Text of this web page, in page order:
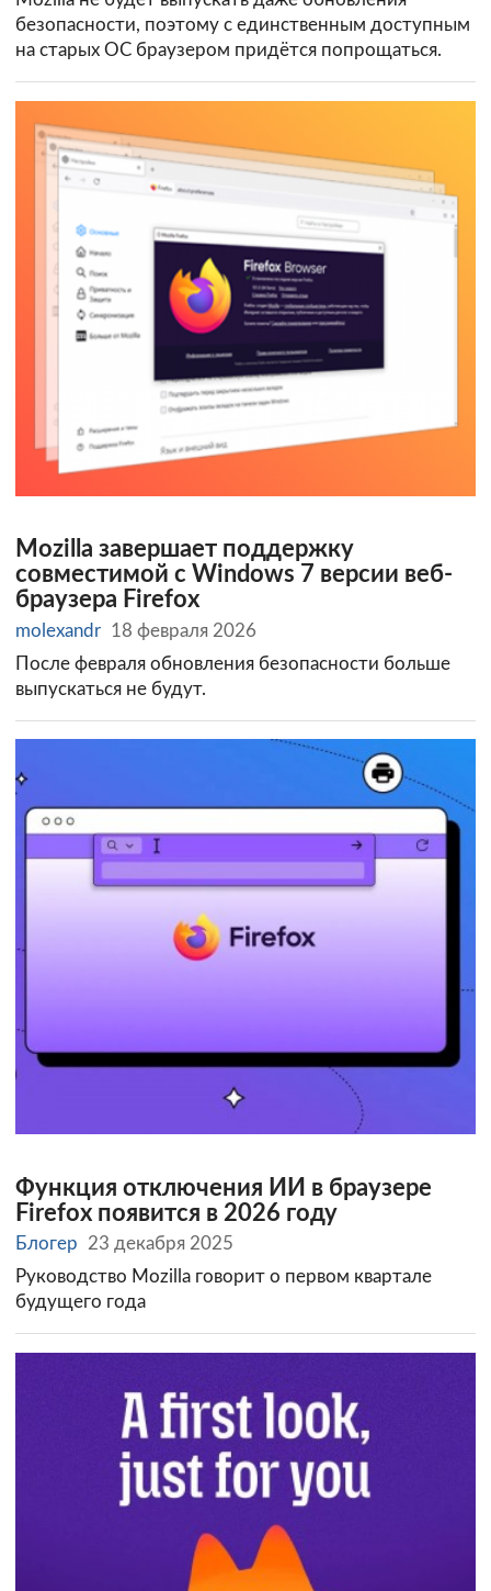
безопасности, поэтому с единственным доступным
на старых ОС браузером придётся попрощаться.
Mozilla завершает поддержку
совместимой с Windows 7 версии веб-
браузера Firefox
molexandr 18 февраля 2026
После февраля обновления безопасности больше
выпускаться не будут.
Функция отключения ИИ в браузере
Firefox появится в 2026 году
Блогер
23 декабря 2025
Руководство Mozilla говорит о первом квартале
будущего года